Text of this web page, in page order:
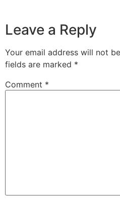
Leave a Reply
Your email address will not
fields are marked *
Comment *